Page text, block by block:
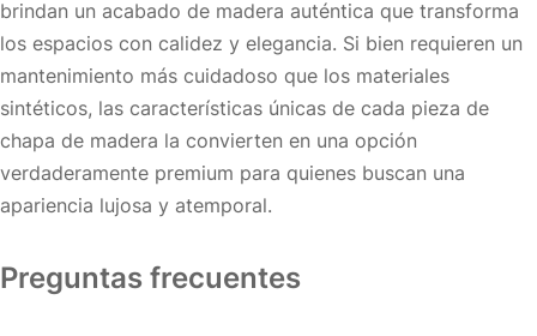
brindan un acabado de madera auténtica que transforma
los espacios con calidez y elegancia. Si bien requieren un
mantenimiento más cuidadoso que los materiales
sintéticos, las características únicas de cada pieza de
chapa de madera la convierten en una opción
verdaderamente premium para quienes buscan una
apariencia lujosa y atemporal.
Preguntas frecuentes